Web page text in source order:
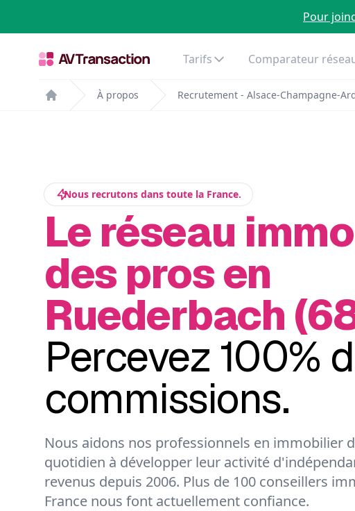
Pour
Tarifs Comparateur
Home
À propos Recrutement - Alsace-Champagne-
Nous recrutons dans toute la France.
Le réseau
des pros en
Ruederbach
Percevez 100%
commissions.
Nous aidons nos professionnels en immobilier
quotidien à développer leur activité
revenus depuis 2006. Plus de 100 conseillers
France nous font actuellement confiance.